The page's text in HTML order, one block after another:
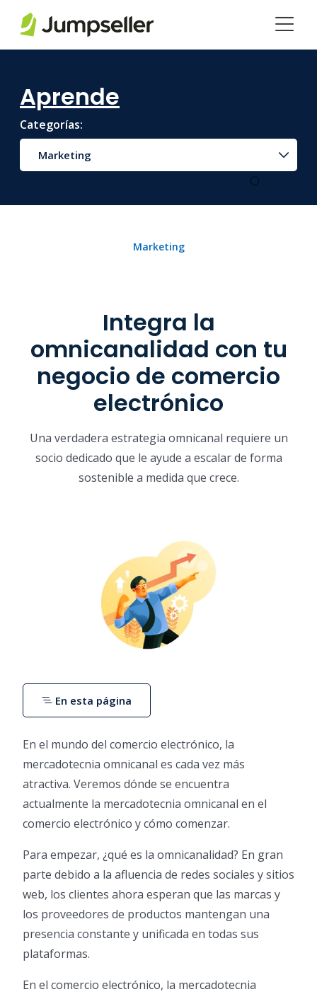
Aprende
Categorías:
Marketing
Marketing
Integra la
omnicanalidad con tu
negocio de comercio
electrónico
Una verdadera estrategia omnicanal requiere un
socio dedicado que le ayude a escalar de forma
sostenible a medida que crece.
En el mundo del comercio electrónico, la
mercadotecnia omnicanal es cada vez más
atractiva. Veremos dónde se encuentra
actualmente la mercadotecnia omnicanal en el
comercio electrónico y cómo comenzar.
Para empezar, ¿qué es la omnicanalidad? En gran
parte debido a la afluencia de redes sociales y sitios
web, los clientes ahora esperan que las marcas y
los proveedores de productos mantengan una
presencia constante y unificada en todas sus
plataformas.
En el comercio electrónico, la mercadotecnia
En esta página